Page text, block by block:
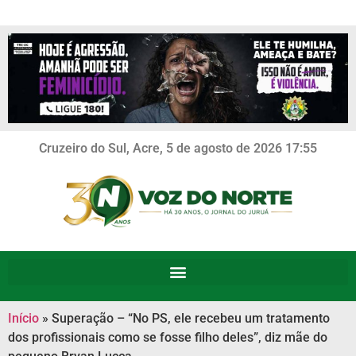
Cruzeiro do Sul, Acre, 5 de agosto de 2026 17:55
Início » Superação – “No PS, ele recebeu um tratamento
dos profissionais como se fosse filho deles”, diz mãe do